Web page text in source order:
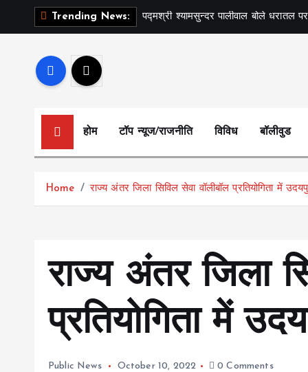
Trending News: पद्मश्री श्यामसुन्दर पालीवाल बोले धरातल
होम टॉप न्यूज/राजनीति विविध बॉलीवुड
Home राज्य अंतर जिला सिविल सेवा वॉलीबॉल प्रतियोगिता में
राज्य अंतर जिला
प्रतियोगिता में
Public News October 10, 2022 0 Comments